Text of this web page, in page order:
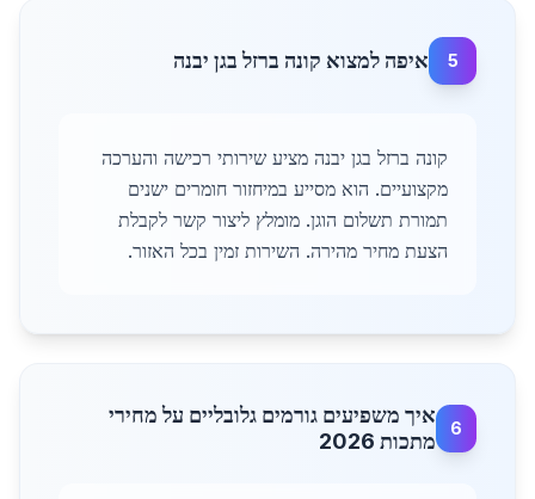
5 איפה למצוא קונה ברזל בגן יבנה
קונה ברזל בגן יבנה מציע שירותי רכישה והערכה
מקצועיים. הוא מסייע במיחזור חומרים ישנים
תמורת תשלום הוגן. מומלץ ליצור קשר לקבלת
הצעת מחיר מהירה. השירות זמין בכל האזור.
6
איך משפיעים גורמים גלובליים על מחירי
מתכות 2026